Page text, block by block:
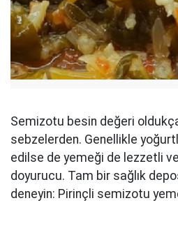
Semizotu besin değeri
sebzelerden. Genellikle
edilse de yemeği de lezzetli
doyurucu. Tam bir sağlık
deneyin: Pirinçli semizotu